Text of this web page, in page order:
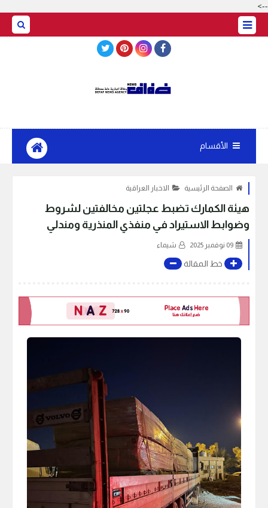
-->
الأقسام
الصفحة الرئيسية الاخبار العراقية
هيئة الكمارك تضبط عجلتين مخالفتين لشروط
وضوابط الاستيراد في منفذي المنذرية ومندلي
09 نوفمبر 2025 شيماء
خط المقالة